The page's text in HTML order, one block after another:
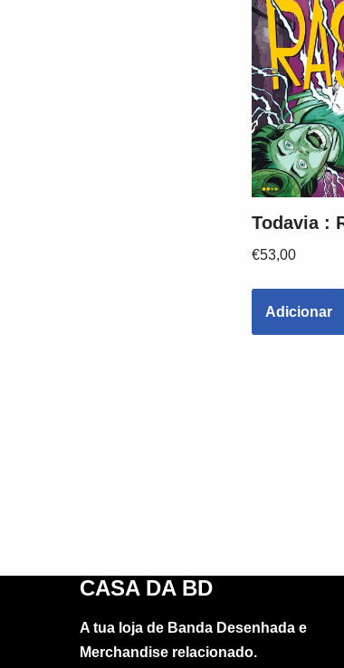
Todavia :
€53,00
Adicionar
CASA DA BD
A tua loja de Banda Desenhada e
Merchandise relacionado.